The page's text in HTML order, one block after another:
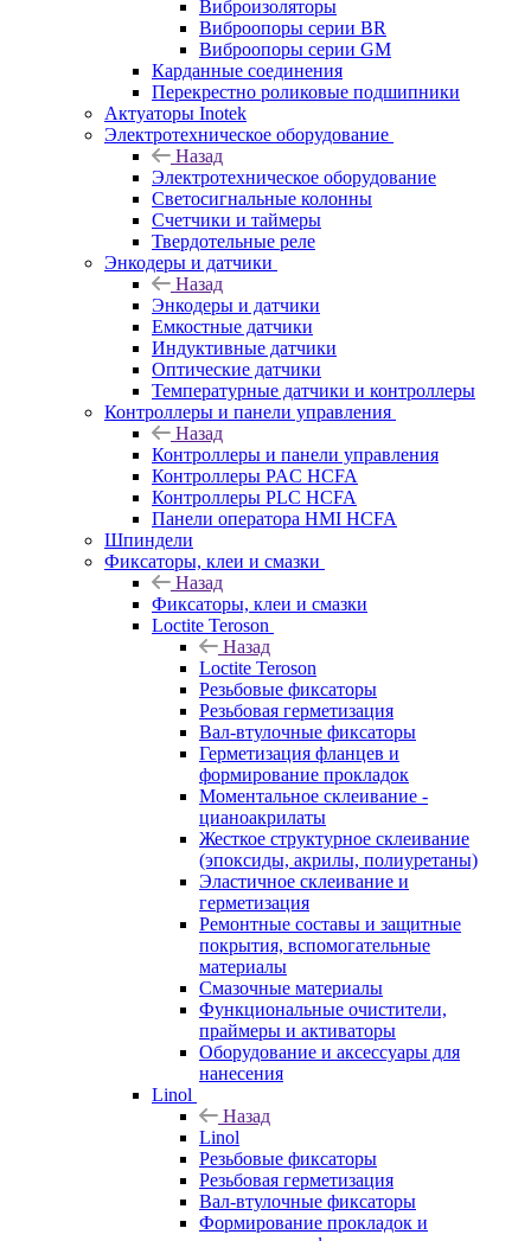
Виброизоляторы
Виброопоры серии BR
Виброопоры серии GM
Карданные соединения
Перекрестно роликовые подшипники
Актуаторы Inotek
Электротехническое оборудование
Назад
Электротехническое оборудование
Светосигнальные колонны
Счетчики и таймеры
Твердотельные реле
Энкодеры и датчики
Назад
Энкодеры и датчики
Емкостные датчики
Индуктивные датчики
Оптические датчики
Температурные датчики и контроллеры
Контроллеры и панели управления
Назад
Контроллеры и панели управления
Контроллеры PAC HCFA
Контроллеры PLC HCFA
Панели оператора HMI HCFA
Шпиндели
Фиксаторы, клеи и смазки
Назад
Фиксаторы, клеи и смазки
Loctite Teroson
Назад
Loctite Teroson
Резьбовые фиксаторы
Резьбовая герметизация
Вал-втулочные фиксаторы
Герметизация фланцев и
формирование прокладок
Моментальное склеивание -
цианоакрилаты
Жесткое структурное склеивание
(эпоксиды, акрилы, полиуретаны)
Эластичное склеивание и
герметизация
Ремонтные составы и защитные
покрытия, вспомогательные
материалы
Смазочные материалы
Функциональные очистители,
праймеры и активаторы
Оборудование и аксессуары для
нанесения
Linol
Назад
Linol
Резьбовые фиксаторы
Резьбовая герметизация
Вал-втулочные фиксаторы
Формирование прокладок и